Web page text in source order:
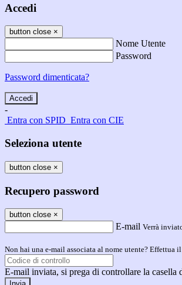
Accedi
button close ×
Nome Utente
Password
Password dimenticata?
-
Entra con SPID Entra con CIE
Seleziona utente
button close ×
Recupero password
button close ×
E-mail Verrà
Non hai una e-mail associata al nome utente? Effettua
E-mail inviata, si prega di controllare la casella